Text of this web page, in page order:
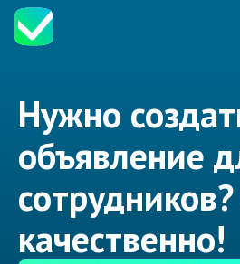
Нужно
объявление
качественно!